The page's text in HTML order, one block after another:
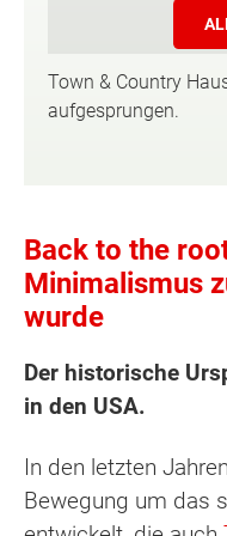
Town & Country
aufgesprungen.
Back to the
Minimalismus
wurde
Der historische
in den USA.
In den letzten
Bewegung um das